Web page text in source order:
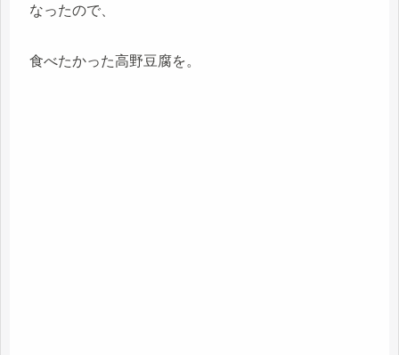
なったので、
食べたかった高野豆腐を。